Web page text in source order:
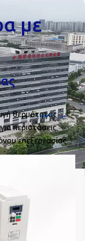
με
θερμότητας
περιστάσεις
επεξεργασίας.